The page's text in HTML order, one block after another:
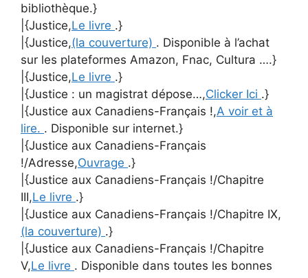
bibliothèque.}
|{Justice,Le livre .}
|{Justice,(la couverture) . Disponible à l’achat
sur les plateformes Amazon, Fnac, Cultura ….}
|{Justice,Le livre .}
|{Justice : un magistrat dépose…,Clicker Ici .}
|{Justice aux Canadiens-Français !,A voir et à
lire. . Disponible sur internet.}
|{Justice aux Canadiens-Français
!/Adresse,Ouvrage .}
|{Justice aux Canadiens-Français !/Chapitre
III,Le livre .}
|{Justice aux Canadiens-Français !/Chapitre IX,
(la couverture) .}
|{Justice aux Canadiens-Français !/Chapitre
V,Le livre . Disponible dans toutes les bonnes